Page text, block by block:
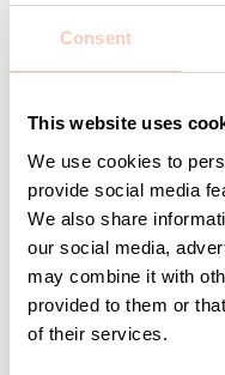
Consent
This website uses
We use cookies to
provide social media
We also share
our social media,
may combine it with
provided to them or
of their services.
E-post
Företag